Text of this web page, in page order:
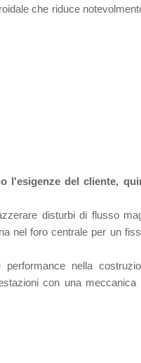
che riduce
l'esigenze del cliente,
disturbi di flusso
nel foro centrale per un
nella
con una